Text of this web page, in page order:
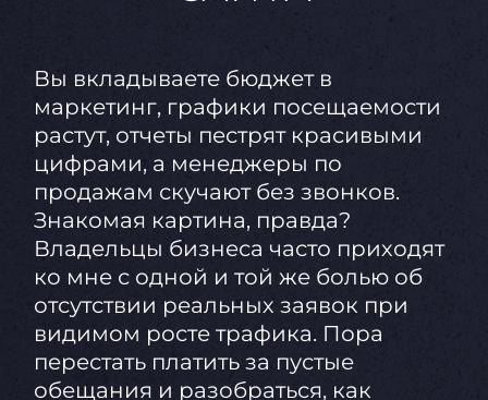
Вы вкладываете бюджет в
маркетинг, графики посещаемости
растут, отчеты пестрят красивыми
цифрами, а менеджеры по
продажам скучают без звонков.
Знакомая картина, правда?
Владельцы бизнеса часто приходят
ко мне с одной и той же болью об
отсутствии реальных заявок при
видимом росте трафика. Пора
перестать платить за пустые
обещания и разобраться, как